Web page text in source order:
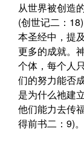
从世界被创造
(创世记二：
本圣经中，提
更多的成就。
个体，每个人
们的努力能否
是为什么祂建
他们能力去传
得前书二：9)。